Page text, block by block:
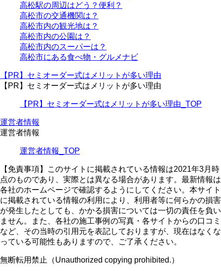
高松駅の周辺はどう？便利？
高松市の交通機関は？
高松市内の観光地は？
高松市内の公園は？
高松市内のスーパーは？
高松市にある食べ物・グルメナビ
【PR】セミオーダー式はメリットが多い理由
【PR】セミオーダー式はメリットが多い理由
【PR】セミオーダー式はメリットが多い理由_TOP
運営者情報
運営者情報
運営者情報_TOP
【免責事項】
このサイトに掲載されている情報は2021年3月時
点のものであり、実際とは異なる場合があります。最新情報は
各社のホームページで確認するようにしてください。本サイト
に掲載されている情報の利用により、利用者等に何らかの損害
が発生したとしても、かかる損害については一切の責任を負い
ません。また、各社の施工事例の写真・各サイトからの口コミ
など、その当時の引用元を表記しておりますが、現在はなくな
っている可能性もありますので、ご了承ください。
無断転用禁止（Unauthorized copying prohibited.）